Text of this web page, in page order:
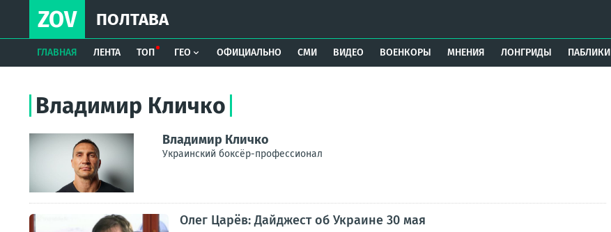
ZOV ПОЛТАВА
ГЛАВНАЯ ЛЕНТА ТОП ГЕО ОФИЦИАЛЬНО СМИ ВИДЕО ВОЕНКОРЫ МНЕНИЯ ЛОНГРИДЫ ПАБЛИКИ
Владимир Кличко
Владимир Кличко
Украинский боксёр-профессионал
Олег Царёв: Дайджест об Украине 30 мая